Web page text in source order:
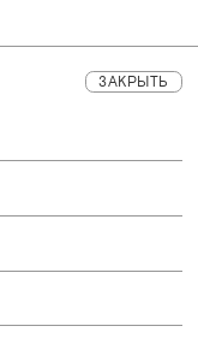
ЗАКРЫТЬ